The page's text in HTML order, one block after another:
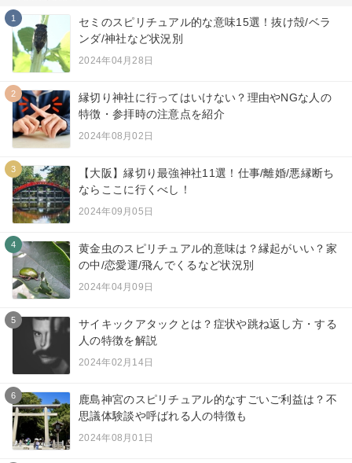
1
セミのスピリチュアル的な意味15選！抜け殻/ベラ
ンダ/神社など状況別
2024年04月28日
2
縁切り神社に行ってはいけない？理由やNGな人の
特徴・参拝時の注意点を紹介
2024年08月02日
3
【大阪】縁切り最強神社11選！仕事/離婚/悪縁断ち
ならここに行くべし！
2024年09月05日
4
黄金虫のスピリチュアル的意味は？縁起がいい？家
の中/恋愛運/飛んでくるなど状況別
2024年04月09日
5
サイキックアタックとは？症状や跳ね返し方・する
人の特徴を解説
2024年02月14日
6
鹿島神宮のスピリチュアル的なすごいご利益は？不
思議体験談や呼ばれる人の特徴も
2024年08月01日